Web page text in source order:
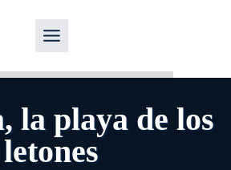
la playa de los
letones